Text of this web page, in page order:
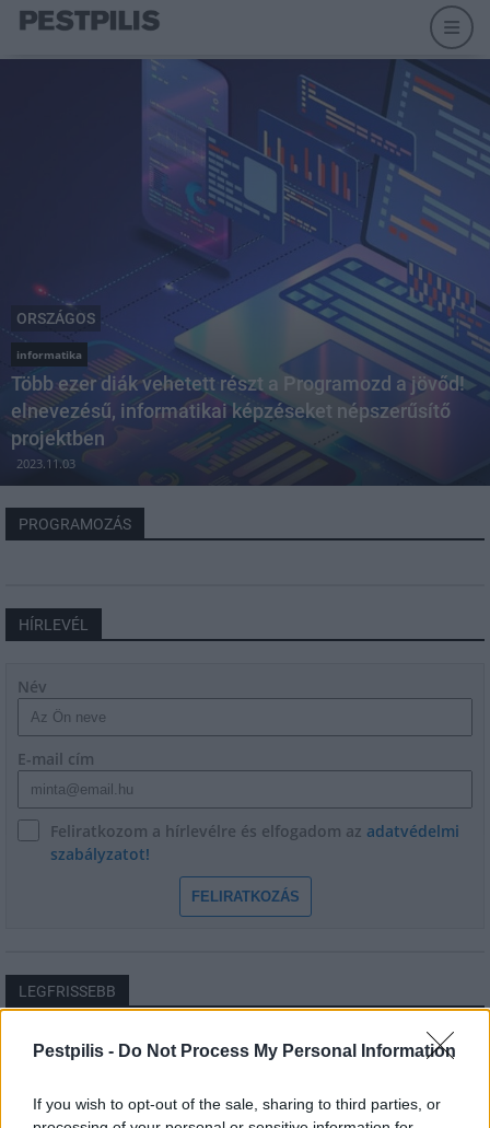
Pestpilis - Do Not Process My Personal Information
If you wish to opt-out of the sale, sharing to third parties, or
ORSZÁGOS
informatika
Több ezer diák vehetett részt a Programozd a jövőd!
elnevezésű, informatikai képzéseket népszerűsítő
projektben
2023.11.03
PROGRAMOZÁS
HÍRLEVÉL
Név
E-mail cím
Feliratkozom a hírlevélre és elfogadom az adatvédelmi
szabályzatot!
FELIRATKOZÁS
LEGFRISSEBB
Helyi
Amire többmillióan vártunk: szombattól